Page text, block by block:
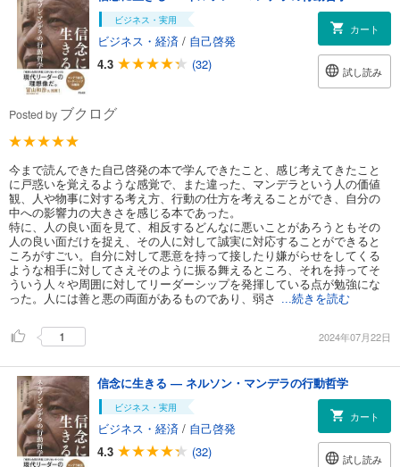
ビジネス・実用
ビジネス・経済 / 自己啓発
4.3
(32)
カート
試し読み
Posted by ブクログ
今まで読んできた自己啓発の本で学んできたこと、感じ考えてきたこと
に戸惑いを覚えるような感覚で、また違った、マンデラという人の価値
観、人や物事に対する考え方、行動の仕方を考えることができ、自分の
中への影響力の大きさを感じる本であった。
特に、人の良い面を見て、相反するどんなに悪いことがあろうともその
人の良い面だけを捉え、その人に対して誠実に対応することができると
ころがすごい。自分に対して悪意を持って接したり嫌がらせをしてくる
ような相手に対してさえそのように振る舞えるところ、それを持ってそ
ういう人々や周囲に対してリーダーシップを発揮している点が勉強にな
った。人には善と悪の両面があるものであり、弱さ
...続きを読む
1 2024年07月22日
信念に生きる ― ネルソン・マンデラの行動哲学
ビジネス・実用
ビジネス・経済 / 自己啓発
4.3
(32)
カート
試し読み